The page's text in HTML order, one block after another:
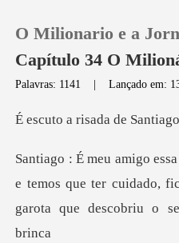
Loja
Histórico
O Milionario e a
Capítulo 34 O
Palavras: 1141 |Lançado em:
da de
e temos que ter cuidado,
ga